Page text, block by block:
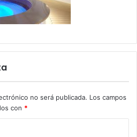
no será publicada. Los campos
con *